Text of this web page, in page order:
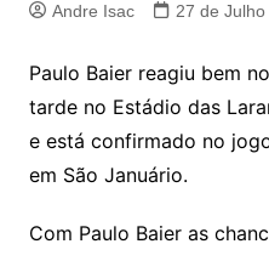
Andre Isac 27 de
Paulo Baier reagiu bem
tarde no Estádio das
e está confirmado no
em São Januário.
Com Paulo Baier as